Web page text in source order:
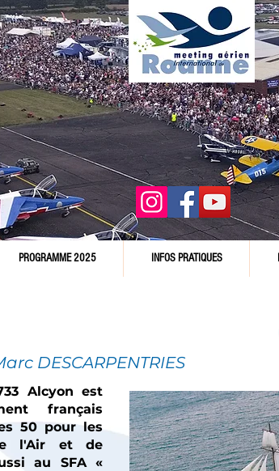
DESCARPENTRIES
Alcyon est
français
50 pour les
l'Air et de
au SFA «
PROGRAMME 2025 INFOS PRATIQUES